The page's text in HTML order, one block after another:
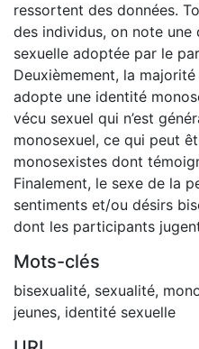
ressortent des données.
des individus, on note une
sexuelle adoptée par le
Deuxièmement, la
adopte une identité
vécu sexuel qui n’est
monosexuel, ce qui peut
monosexistes dont
Finalement, le sexe de la
sentiments et/ou désirs
dont les participants
Mots-clés
bisexualité, sexualité,
jeunes, identité sexuelle